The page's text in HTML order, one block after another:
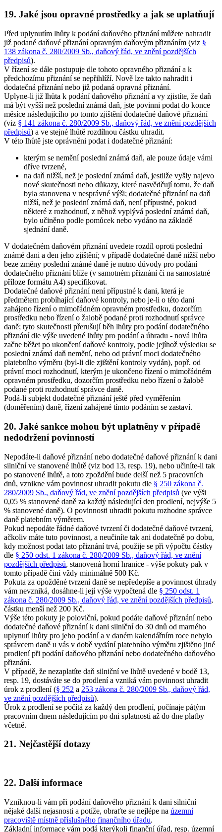
19. Jaké jsou opravné prostředky a jak se uplatňují
Před uplynutím lhůty k podání daňového přiznání můžete nahradit
již podané daňové přiznáníopravným daňovým přiznáním (viz §
138 zákona č. 280/2009 Sb., daňový řád, ve znění pozdějších
předpisů).
V řízení se dále postupuje dle tohoto opravného přiznání a k
předchozímu přiznání se nepřihlíží. Nově lze takto nahradit i
dodatečná přiznání nebo již podaná opravná přiznání.
Uplyne-li již lhůta k podání daňového přiznání a vy zjistíte, že daň
má být vyššínež poslední známá daň, jste povinni podat do konce
měsíce následujícího po tomto zjištěnídodatečné daňové přiznání
(viz § 141 zákona č. 280/2009 Sb., daňový řád, ve znění pozdějších
předpisů) a ve stejné lhůtě rozdílnou částku uhradit.
V této lhůtě jste oprávněni podat i dodatečné přiznání:
kterým se neměníposlední známá daň, ale pouze údaje vámi
dříve tvrzené,
na daň nižší, než je poslední známá daň, jestliže vyšly najevo
nové skutečnosti nebo důkazy, které nasvědčují tomu, že daň
byla stanovena v nesprávné výši; dodatečné přiznání na daň
nižší, než je poslední známá daň, není přípustné, pokud
některé z rozhodnutí, z něhož vyplývá poslední známá daň,
bylo učiněno podle pomůcek nebo vydáno na základě
sjednání daně.
V dodatečném daňovém přiznání uvedete rozdíl oproti poslední
známé dani a den jeho zjištění; v případě dodatečné daně nižší nebo
beze změny poslední známé daně je nutno důvody pro podání
dodatečného přiznáníblíže (v samotném přiznání či na samostatné
příloze formátu A4) specifikovat.
Dodatečné daňové přiznání není přípustné k dani, která je
předmětem probíhající daňové kontroly, nebo je-li o této dani
zahájeno řízení o mimořádném opravném prostředku, dozorčím
prostředku nebo řízení o žalobě podané proti rozhodnutí správce
daně; tyto skutečnosti přerušují běh lhůty pro podání dodatečného
přiznání dle výše uvedené lhůty pro podání a úhradu - nová lhůta
začne běžet po ukončení daňové kontroly, podle jejíhož výsledku se
poslední známá daň nemění, nebo od právní moci dodatečného
platebního výměru (byl-li dle zjištění kontroly vydán), popř. od
právní moci rozhodnutí, kterým je ukončeno řízení o mimořádném
opravném prostředku, dozorčím prostředku nebo řízení o žalobě
podané proti rozhodnutí správce daně.
Podá-li subjekt dodatečné přiznání ještě před vyměřením
(doměřením) daně, řízení zahájené tímto podáním se zastaví.
20. Jaké sankce mohou být uplatněny v případě
nedodržení povinností
Nepodáte-li daňové přiznání nebo dodatečné daňové přiznání k dani
silniční ve stanovené lhůtě (viz bod 13, resp. 19), nebo učiníte-li tak
po stanovené lhůtě, a toto zpoždění bude delší než 5 pracovních
dnů, vznikne vám povinnost uhradit pokutu dle § 250 zákona č.
280/2009 Sb., daňový řád, ve znění pozdějších předpisů (ve výši
0,05 % stanovené daně za každý následující den prodlení, nejvýše 5
% stanovené daně). O povinnosti uhradit pokutu rozhodne správce
daně platebním výměrem.
Pokud nepodáte řádné daňové tvrzení či dodatečné daňové tvrzení,
ačkoliv máte tuto povinnost, a neučiníte tak ani dodatečně po dobu,
kdy možnost podat tato přiznání trvá, použije se při výpočtu částky
dle § 250 odst. 1 zákona č. 280/2009 Sb., daňový řád, ve znění
pozdějších předpisů, stanovená horní hranice - výše pokuty pak v
tomto případě činí vždy minimálně 500 Kč.
Pokuta za opožděné tvrzení daně se nepředepíše a povinnost úhrady
vám nevzniká, dosáhne-li její výše vypočtená dle § 250 odst. 1
zákona č. 280/2009 Sb., daňový řád, ve znění pozdějších předpisů,
částku menší než 200 Kč.
Výše této pokuty je poloviční, pokud podáte daňové přiznání nebo
dodatečné daňové přiznání k dani silniční do 30 dnů od marného
uplynutí lhůty pro jeho podání a v daném kalendářním roce nebylo
správcem daně u vás v době vydání platebního výměru zjištěno jiné
prodlení při podání daňového přiznání nebo dodatečného daňového
přiznání.
V případě, že nezaplatíte daň silniční ve lhůtě uvedené v bodě 13,
resp. 19, dostáváte se do prodlení a vzniká vám povinnost uhradit
úrok z prodlení (§ 252 a 253 zákona č. 280/2009 Sb., daňový řád,
ve znění pozdějších předpisů).
Úrok z prodlení se počítá za každý den prodlení, počínaje pátým
pracovním dnem následujícím po dni splatnosti až do dne platby
včetně.
21. Nejčastější dotazy
22. Další informace
Vzniknou-li vám při podání daňového přiznání k dani silniční
nějaké další nejasnosti a potíže, obraťte se nejlépe na územní
pracoviště místně příslušného finančního úřadu.
Základní informace vám podá kterýkoli finanční úřad, resp. územní